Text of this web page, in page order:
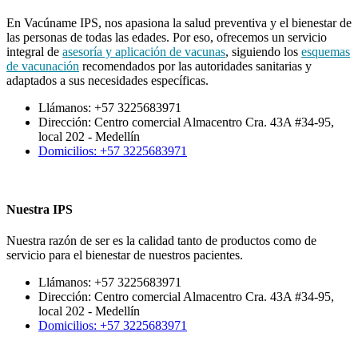
En Vacúname IPS, nos apasiona la salud preventiva y el bienestar de
las personas de todas las edades. Por eso, ofrecemos un servicio
integral de asesoría y aplicación de vacunas, siguiendo los esquemas
de vacunación recomendados por las autoridades sanitarias y
adaptados a sus necesidades específicas.
Llámanos: +57 3225683971
Dirección: Centro comercial Almacentro Cra. 43A #34-95,
local 202 - Medellín
Domicilios: +57 3225683971
Nuestra IPS
Nuestra razón de ser es la calidad tanto de productos como de
servicio para el bienestar de nuestros pacientes.
Llámanos: +57 3225683971
Dirección: Centro comercial Almacentro Cra. 43A #34-95,
local 202 - Medellín
Domicilios: +57 3225683971